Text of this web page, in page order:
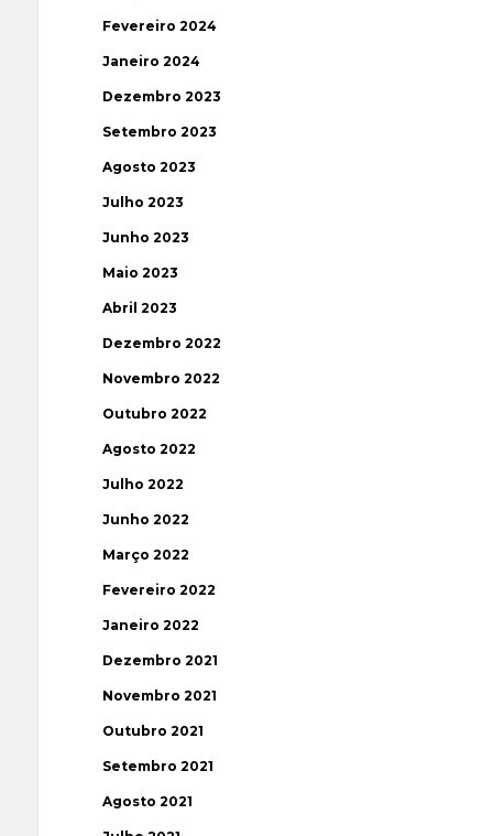
Fevereiro 2024
Janeiro 2024
Dezembro 2023
Setembro 2023
Agosto 2023
Julho 2023
Junho 2023
Maio 2023
Abril 2023
Dezembro 2022
Novembro 2022
Outubro 2022
Agosto 2022
Julho 2022
Junho 2022
Março 2022
Fevereiro 2022
Janeiro 2022
Dezembro 2021
Novembro 2021
Outubro 2021
Setembro 2021
Agosto 2021